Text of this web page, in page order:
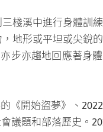
創立者瓦旦．督喜 Watan
的不穩定狀態，除了
以，每次的演出，
議題和部落歷史。
更大向度的核心體現